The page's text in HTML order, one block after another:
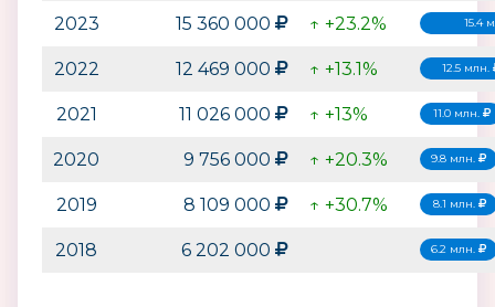
2023 15 360 000 ↑ +23.2% 15.4
2022 12 469 000 ↑ +13.1% 12.5 млн.
2021 11 026 000 ↑ +13% 11.0 млн.
2020 9 756 000 ↑ +20.3% 9.8 млн.
2019 8 109 000 ↑ +30.7% 8.1 млн.
2018 6 202 000 6.2 млн.